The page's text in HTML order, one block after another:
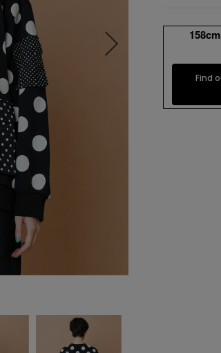
ワンピース
オールインワン・サロ
水着
ネックウェア レッグウェア
アンダーウェア
バッグ
ベルト
その他
Find